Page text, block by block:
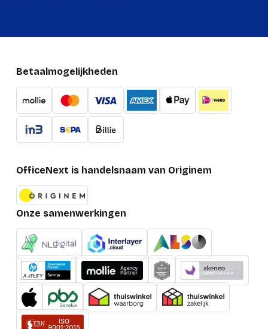
Betaalmogelijkheden
OfficeNext is handelsnaam van Originem
Onze samenwerkingen